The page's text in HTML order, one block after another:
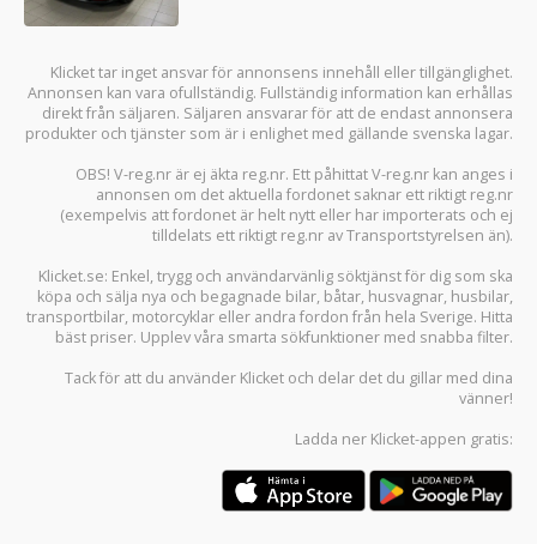
Klicket tar inget ansvar för annonsens innehåll eller tillgänglighet.
Annonsen kan vara ofullständig. Fullständig information kan erhållas
direkt från säljaren. Säljaren ansvarar för att de endast annonsera
produkter och tjänster som är i enlighet med gällande svenska lagar.
OBS! V-reg.nr är ej äkta reg.nr. Ett påhittat V-reg.nr kan anges i
annonsen om det aktuella fordonet saknar ett riktigt reg.nr
(exempelvis att fordonet är helt nytt eller har importerats och ej
tilldelats ett riktigt reg.nr av Transportstyrelsen än).
Klicket.se: Enkel, trygg och användarvänlig söktjänst för dig som ska
köpa och sälja nya och begagnade bilar, båtar, husvagnar, husbilar,
transportbilar, motorcyklar eller andra fordon från hela Sverige. Hitta
bäst priser. Upplev våra smarta sökfunktioner med snabba filter.
Tack för att du använder Klicket och delar det du gillar med dina
vänner!
Ladda ner Klicket-appen gratis: